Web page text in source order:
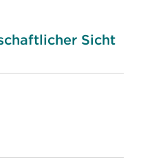
Sicht